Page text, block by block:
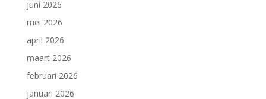
juni 2026
mei 2026
april 2026
maart 2026
februari 2026
januari 2026